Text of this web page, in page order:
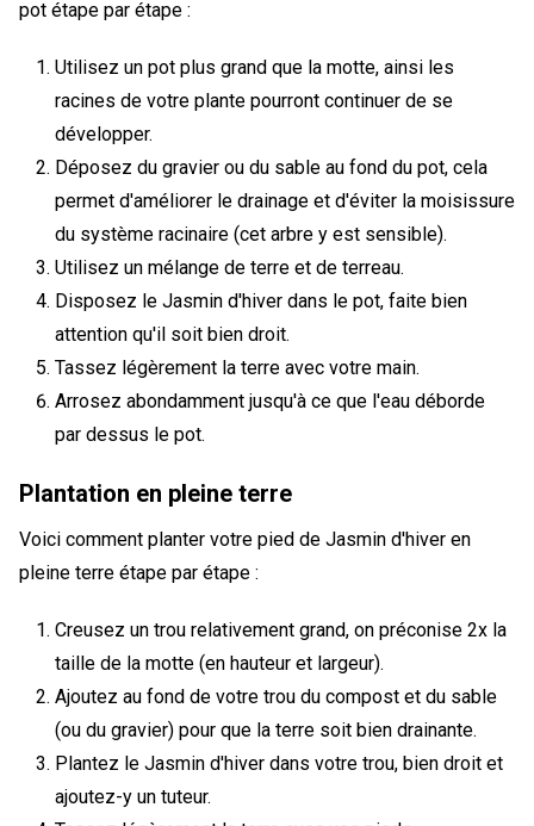
pot étape par étape :
Utilisez un pot plus grand que la motte, ainsi les
racines de votre plante pourront continuer de se
développer.
Déposez du gravier ou du sable au fond du pot, cela
permet d'améliorer le drainage et d'éviter la moisissure
du système racinaire (cet arbre y est sensible).
Utilisez un mélange de terre et de terreau.
Disposez le Jasmin d'hiver dans le pot, faite bien
attention qu'il soit bien droit.
Tassez légèrement la terre avec votre main.
Arrosez abondamment jusqu'à ce que l'eau déborde
par dessus le pot.
Plantation en pleine terre
Voici comment planter votre pied de Jasmin d'hiver en
pleine terre étape par étape :
Creusez un trou relativement grand, on préconise 2x la
taille de la motte (en hauteur et largeur).
Ajoutez au fond de votre trou du compost et du sable
(ou du gravier) pour que la terre soit bien drainante.
Plantez le Jasmin d'hiver dans votre trou, bien droit et
ajoutez-y un tuteur.